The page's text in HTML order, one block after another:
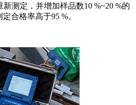
测定，并增加样品数10 %~20 %的
合格率高于95 %。